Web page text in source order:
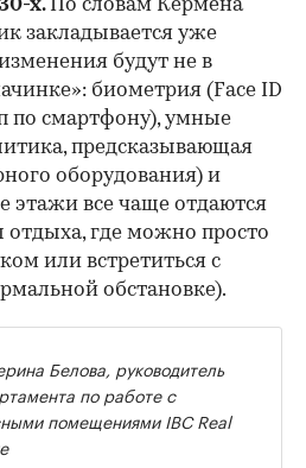
х. По словам Кермена
закладывается уже
будут не в
биометрия (Face ID
по смартфону), умные
предсказывающая
оборудования) и
этажи все чаще отдаются
где можно просто
или встретиться с
обстановке).
Белова, руководитель
по работе с
помещениями IBC Real